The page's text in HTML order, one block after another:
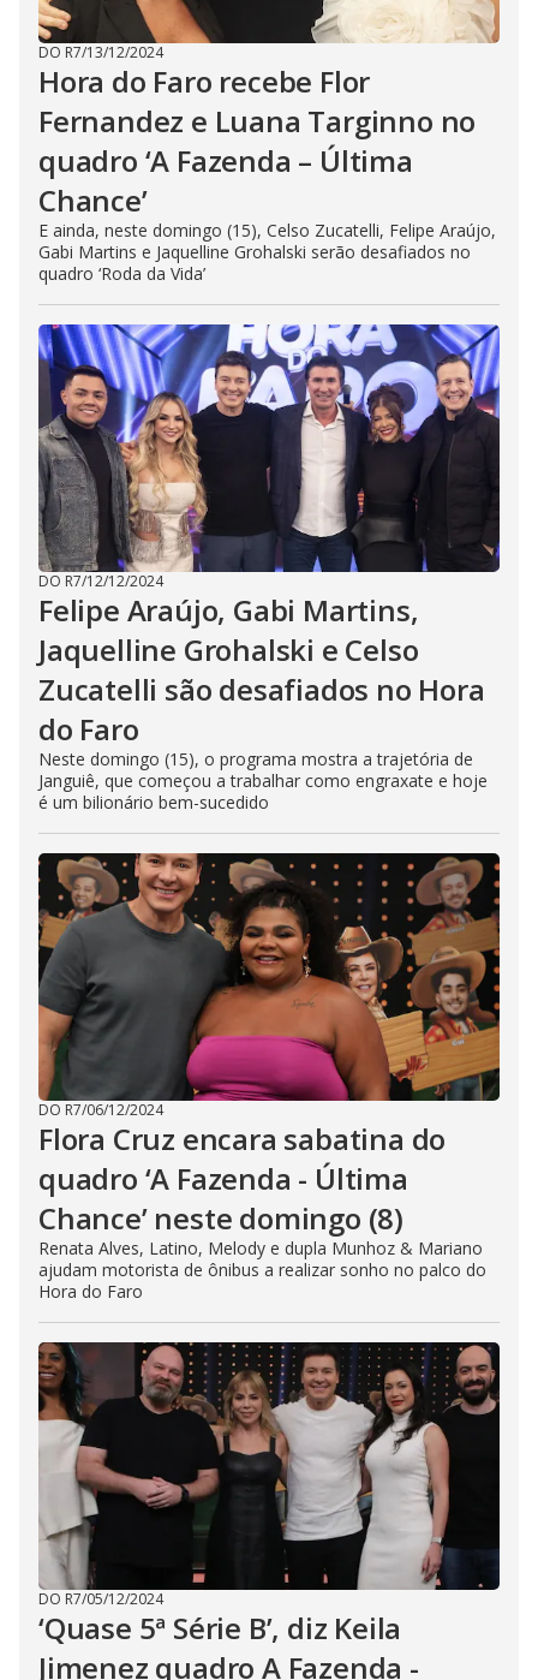
DO R7/13/12/2024
Hora do Faro recebe Flor
Fernandez e Luana Targinno no
quadro ‘A Fazenda – Última
Chance’
E ainda, neste domingo (15), Celso Zucatelli, Felipe Araújo,
Gabi Martins e Jaquelline Grohalski serão desafiados no
quadro ‘Roda da Vida’
DO R7/12/12/2024
Felipe Araújo, Gabi Martins,
Jaquelline Grohalski e Celso
Zucatelli são desafiados no Hora
do Faro
Neste domingo (15), o programa mostra a trajetória de
Janguiê, que começou a trabalhar como engraxate e hoje
é um bilionário bem-sucedido
DO R7/06/12/2024
Flora Cruz encara sabatina do
quadro ‘A Fazenda - Última
Chance’ neste domingo (8)
Renata Alves, Latino, Melody e dupla Munhoz & Mariano
ajudam motorista de ônibus a realizar sonho no palco do
Hora do Faro
DO R7/05/12/2024
‘Quase 5ª Série B’, diz Keila
Jimenez quadro A Fazenda -